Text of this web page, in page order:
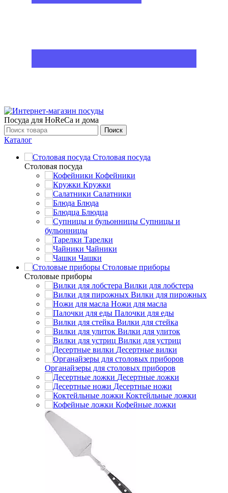
Посуда для HoReCa и дома
Поиск
Каталог
Столовая посуда
Столовая посуда
Кофейники
Кружки
Салатники
Блюда
Блюдца
Супницы и
бульонницы
Тарелки
Чайники
Чашки
Cтоловые приборы
Cтоловые приборы
Вилки для лобстера
Вилки для пирожных
Ножи для масла
Палочки для еды
Вилки для стейка
Вилки для улиток
Вилки для устриц
Десертные вилки
Органайзеры для столовых приборов
Десертные ложки
Десертные ножи
Коктейльные ложки
Кофейные ложки